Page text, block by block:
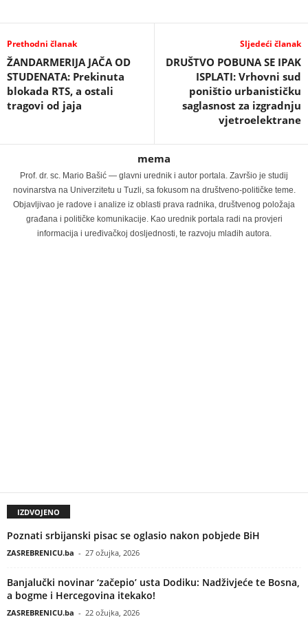
Prethodni članak
ŽANDARMERIJA JAČA OD
STUDENATA: Prekinuta
blokada RTS, a ostali
tragovi od jaja
Sljedeći članak
DRUŠTVO POBUNA SE IPAK
ISPLATI: Vrhovni sud
poništio urbanističku
saglasnost za izgradnju
vjetroelektrane
mema
Prof. dr. sc. Mario Bašić — glavni urednik i autor portala. Završio je studij
novinarstva na Univerzitetu u Tuzli, sa fokusom na društveno-političke teme.
Objavljivao je radove i analize iz oblasti prava radnika, društvenog položaja
građana i političke komunikacije. Kao urednik portala radi na provjeri
informacija i uređivačkoj dosljednosti, te razvoju mladih autora.
IZDVOJENO
Poznati srbijanski pisac se oglasio nakon pobjede BiH
ZASREBRENICU.ba - 27 ožujka, 2026
Banjalučki novinar ‘začepio’ usta Dodiku: Nadživjeće te Bosna,
a bogme i Hercegovina itekako!
ZASREBRENICU.ba - 22 ožujka, 2026